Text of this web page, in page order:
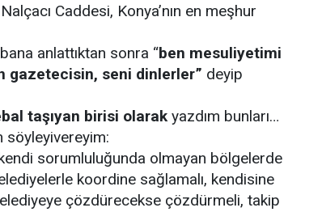
Caddesi, Konya’nın en meşhur
anlattıktan sonra “ben mesuliyetimi
gazetecisin, seni dinlerler” deyip
taşıyan birisi olarakyazdım bunları…
söyleyivereyim:
sorumluluğunda olmayan bölgelerde
koordine sağlamalı, kendisine
çözdürecekse çözdürmeli, takip